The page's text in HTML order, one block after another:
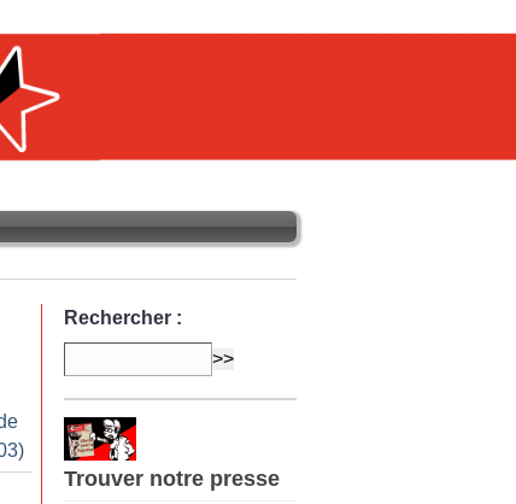
Rechercher :
Trouver notre presse